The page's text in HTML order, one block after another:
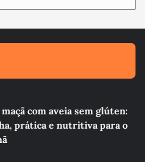
com aveia sem glúten:
prática e nutritiva para o